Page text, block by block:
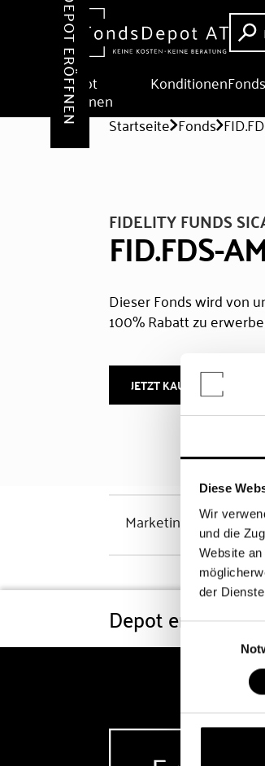
Diese
Wir
und die
Website
der
Depot
eröffnen
KonditionenFonds
DEPOT ERÖFFNEN Startseite Fonds
FIDELITY FUNDS
FID.FDS-
Dieser Fonds wird von
100% Rabatt zu
JETZT KAUFEN
Marketinghinweis
Depot eröffnen